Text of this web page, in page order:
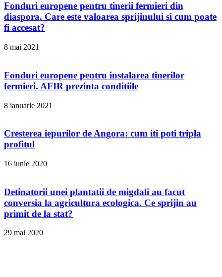
Fonduri europene pentru tinerii fermieri din
diaspora. Care este valoarea sprijinului si cum poate
fi accesat?
8 mai 2021
Fonduri europene pentru instalarea tinerilor
fermieri. AFIR prezinta conditiile
8 ianuarie 2021
Cresterea iepurilor de Angora: cum iti poti tripla
profitul
16 iunie 2020
Detinatorii unei plantatii de migdali au facut
conversia la agricultura ecologica. Ce sprijin au
primit de la stat?
29 mai 2020